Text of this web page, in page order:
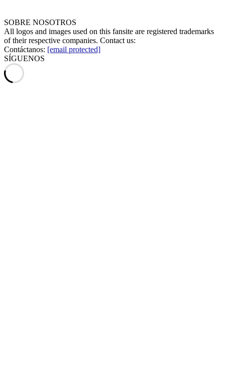
SOBRE NOSOTROS
All logos and images used on this fansite are registered trademarks
of their respective companies. Contact us:
Contáctanos: [email protected]
SÍGUENOS